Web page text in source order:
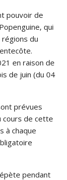
pouvoir de
qui
du
en raison de
de juin (du 04
prévues
cours de cette
à chaque
pendant